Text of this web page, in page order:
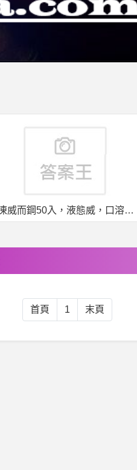
果凍威而鋼50入，液態威，口溶速效
首頁 1 末頁